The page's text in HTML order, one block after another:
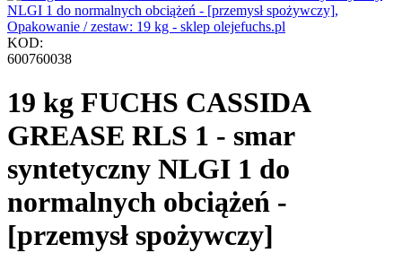
KOD:
600760038
19 kg FUCHS CASSIDA
GREASE RLS 1 - smar
syntetyczny NLGI 1 do
normalnych obciążeń -
[przemysł spożywczy]